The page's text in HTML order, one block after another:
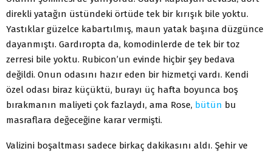
direkli yatağın üstündeki örtüde tek bir kı­rışık bile yoktu.
Yastıklar güzelce kabartılmış, maun ya­tak başına düzgünce
dayanmıştı. Gardıropta da, komo­dinlerde de tek bir toz
zerresi bile yoktu. Rubicon’un evinde hiçbir şey bedava
değildi. Onun odasını hazır eden bir hizmetçi vardı. Kendi
özel odası biraz küçük­tü, burayı üç hafta boyunca boş
bırakmanın maliyeti çok fazlaydı, ama Rose, bütün bu
masraflara değeceği­ne karar vermişti.
Valizini boşaltması sadece birkaç dakikasını aldı. Şehir ve